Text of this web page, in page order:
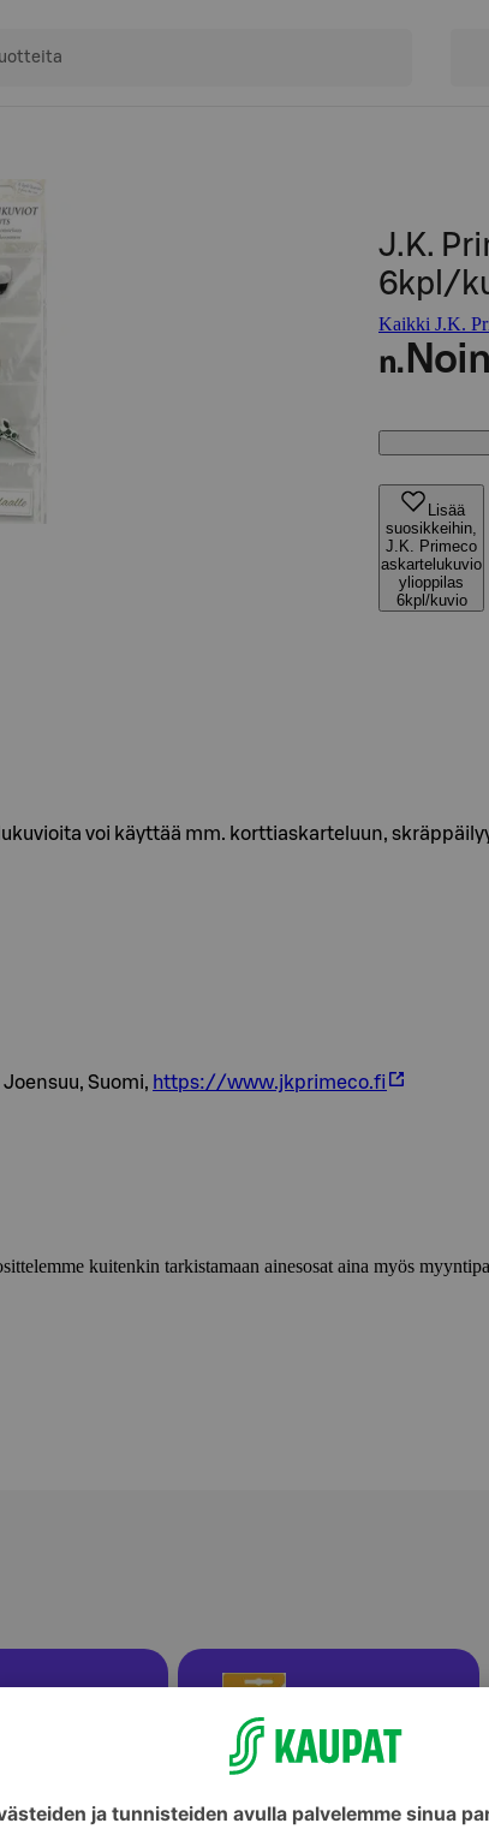
J.K.
6kpl/
Kaikki J.K.
n. Noin
Lisää
suosikkeihin,
J.K. Primeco
askartelukuvio
ylioppilas
6kpl/kuvio
voi käyttää mm. korttiaskarteluun,
Suomi, https://www.jkprimeco.fi
kuitenkin tarkistamaan ainesosat aina myös